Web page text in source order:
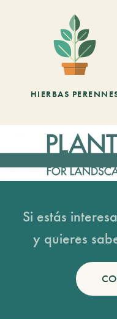
HIERBAS
Si estás
y quieres